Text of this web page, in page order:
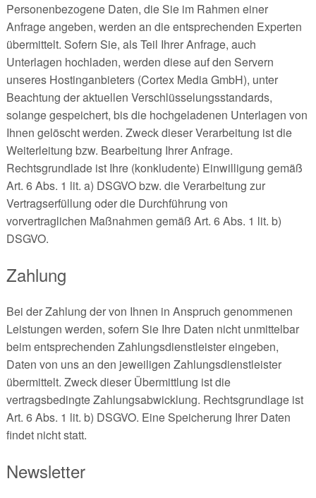
Personenbezogene Daten, die Sie im Rahmen einer
Anfrage angeben, werden an die entsprechenden Experten
übermittelt. Sofern Sie, als Teil Ihrer Anfrage, auch
Unterlagen hochladen, werden diese auf den Servern
unseres Hostinganbieters (Cortex Media GmbH), unter
Beachtung der aktuellen Verschlüsselungsstandards,
solange gespeichert, bis die hochgeladenen Unterlagen von
Ihnen gelöscht werden. Zweck dieser Verarbeitung ist die
Weiterleitung bzw. Bearbeitung Ihrer Anfrage.
Rechtsgrundlade ist Ihre (konkludente) Einwilligung gemäß
Art. 6 Abs. 1 lit. a) DSGVO bzw. die Verarbeitung zur
Vertragserfüllung oder die Durchführung von
vorvertraglichen Maßnahmen gemäß Art. 6 Abs. 1 lit. b)
DSGVO.
Zahlung
Bei der Zahlung der von Ihnen in Anspruch genommenen
Leistungen werden, sofern Sie Ihre Daten nicht unmittelbar
beim entsprechenden Zahlungsdienstleister eingeben,
Daten von uns an den jeweiligen Zahlungsdienstleister
übermittelt. Zweck dieser Übermittlung ist die
vertragsbedingte Zahlungsabwicklung. Rechtsgrundlage ist
Art. 6 Abs. 1 lit. b) DSGVO. Eine Speicherung Ihrer Daten
findet nicht statt.
Newsletter